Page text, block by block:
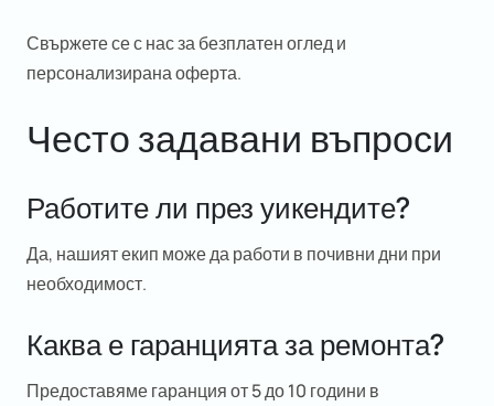
Свържете се с нас забезплатен оглед и
персонализирана оферта.
Често задавани въпроси
Работите ли през уикендите?
Да, нашият екип може да работи в почивни дни при
необходимост.
Каква е гаранцията за ремонта?
Предоставямегаранция от 5 до 10 години в